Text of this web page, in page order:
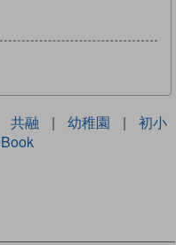
共融 | 幼稚園 |
初小